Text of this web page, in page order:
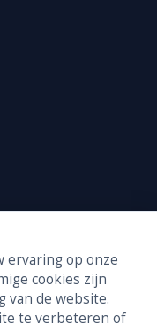
ervaring op onze
cookies zijn
van de website.
te verbeteren of